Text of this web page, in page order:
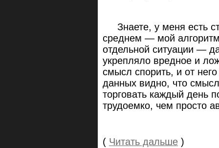
Знаете, у меня есть
среднем — мой
отдельной ситуации —
укрепляло вредное и
смысл спорить, и от
данных видно, что
торговать каждый день
трудоемко, чем просто
( Читать дальше )